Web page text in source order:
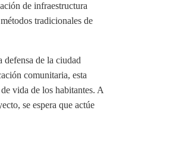
de infraestructura
tradicionales de
de la ciudad
comunitaria, esta
vida de los habitantes. A
se espera que actúe